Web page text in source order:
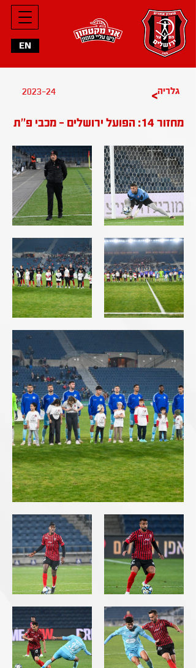
EN
2023-24 >גלריה
מחזור 14: הפועל ירושלים - מכבי פ''ת